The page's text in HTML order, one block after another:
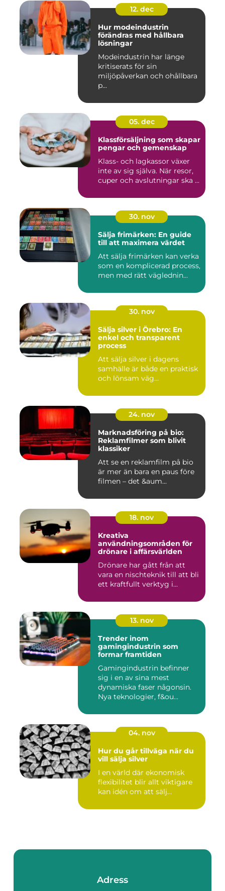
12. dec
Hur modeindustrin
förändras med hållbara
lösningar
Modeindustrin har länge
kritiserats för sin
miljöpåverkan och ohållbara
p...
05. dec
Klassförsäljning som skapar
pengar och gemenskap
Klass- och lagkassor växer
inte av sig själva. När resor,
cuper och avslutningar ska ...
30. nov
Sälja frimärken: En guide
till att maximera värdet
Att sälja frimärken kan verka
som en komplicerad process,
men med rätt väglednin...
30. nov
Sälja silver i Örebro: En
enkel och transparent
process
Att sälja silver i dagens
samhälle är både en praktisk
och lönsam väg...
24. nov
Marknadsföring på bio:
Reklamfilmer som blivit
klassiker
Att se en reklamfilm på bio
är mer än bara en paus före
filmen – det &aum...
18. nov
Kreativa
användningsområden för
drönare i affärsvärlden
Drönare har gått från att
vara en nischteknik till att bli
ett kraftfullt verktyg i...
13. nov
Trender inom
gamingindustrin som
formar framtiden
Gamingindustrin befinner
sig i en av sina mest
dynamiska faser någonsin.
Nya teknologier, f&ou...
04. nov
Hur du går tillväga när du
vill sälja silver
I en värld där ekonomisk
flexibilitet blir allt viktigare
kan idén om att sälj...
Adress